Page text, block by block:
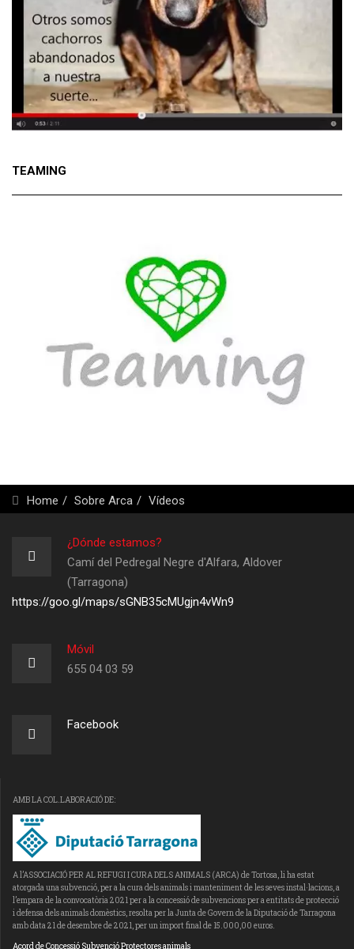
TEAMING
Home Sobre Arca Vídeos
¿Dónde estamos?
Camí del Pedregal Negre d'Alfara, Aldover
(Tarragona)
https://goo.gl/maps/sGNB35cMUgjn4vWn9
Móvil
655 04 03 59
Facebook
AMB LA COL.LABORACIÓ DE:
A l’ASSOCIACIÓ PER AL REFUGI I CURA DELS ANIMALS (ARCA) de Tortosa, li ha estat
atorgada una subvenció, per a la cura dels animals i manteniment de les seves instal·lacions, a
l’empara de la convocatòria 2021 per a la concessió de subvencions per a entitats de protecció
i defensa dels animals domèstics, resolta per la Junta de Govern de la Diputació de Tarragona
amb data 21 de desembre de 2021, per un import final de 15.000,00 euros.
Acord de Concessió Subvenció Protectores animals